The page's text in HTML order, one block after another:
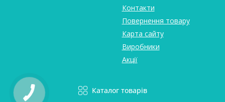
Контакти
Повернення товару
Карта сайту
Виробники
Акції
Каталог товарів